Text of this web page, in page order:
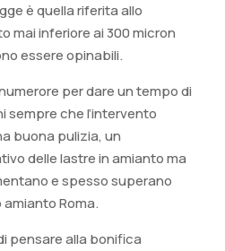
è quella riferita allo
mai inferiore ai 300 micron
essere opinabili.
per dare un tempo di
sempre che l’intervento
buona pulizia, un
delle lastre in amianto ma
e spesso superano
Roma.
pensare alla bonifica